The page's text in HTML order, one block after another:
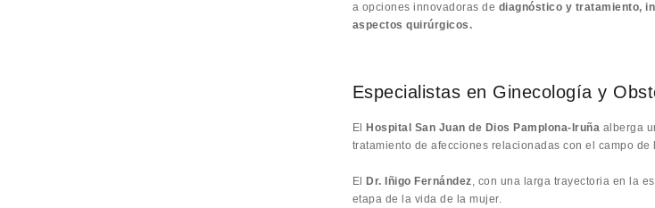
a opciones innovadoras de diagnóstico y tratamiento,
aspectos quirúrgicos.
Especialistas en Ginecología y
El Hospital San Juan de Dios Pamplona-Iruña alberga
tratamiento de afecciones relacionadas con el campo
El Dr. Iñigo Fernández, con una larga trayectoria en la
etapa de la vida de la mujer.